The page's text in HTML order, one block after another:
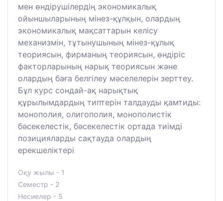
мен өндірушілердің экономикалық
ойыншыларының мінез-құлқын, олардың
экономикалық мақсаттарын келісу
механизмін, тұтынушының мінез-құлық
теориясын, фирманың теориясын, өндіріс
факторларының нарық теориясын және
олардың баға белгілеу мәселелерін зерттеу.
Бұл курс сондай-ақ нарықтық
құрылымдардың типтерін талдауды қамтиды:
монополия, олигополия, монополистік
бәсекелестік, бәсекелестік ортада тиімді
позицияларды сақтауда олардың
ерекшеліктері
Оқу жылы - 1
Семестр - 2
Несиелер - 5